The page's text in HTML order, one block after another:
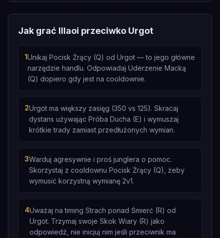
Jak grać Illaoi przeciwko Urgot
1Unikaj Pocisk Żrący (Q) od Urgot — to jego główne
narzędzie handlu. Odpowiadaj Uderzenie Macką
(Q) dopiero gdy jest na cooldownie.
2Urgot ma większy zasięg (350 vs 125). Skracaj
dystans używając Próba Ducha (E) i wymuszaj
krótkie trady zamiast przedłużonych wymian.
3Warduj agresywnie i proś junglera o pomoc.
Skorzystaj z cooldownu Pocisk Żrący (Q), żeby
wymusić korzystną wymianę 2v1.
4Uważaj na timing Strach ponad Śmierć (R) od
Urgot. Trzymaj swoje Skok Wiary (R) jako
odpowiedź, nie inicjuj nim jeśli przeciwnik ma